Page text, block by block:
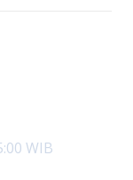
WIB